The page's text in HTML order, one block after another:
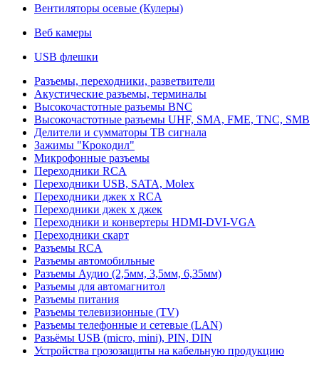
Вентиляторы осевые (Кулеры)
Веб камеры
USB флешки
Разъемы, переходники, разветвители
Акустические разъемы, терминалы
Высокочастотные разъемы BNC
Высокочастотные разъемы UHF, SMA, FME, TNC, SMB
Делители и сумматоры ТВ сигнала
Зажимы "Крокодил"
Микрофонные разъемы
Переходники RCA
Переходники USB, SATA, Molex
Переходники джек х RCA
Переходники джек х джек
Переходники и конвертеры HDMI-DVI-VGA
Переходники скарт
Разъемы RCA
Разъемы автомобильные
Разъемы Аудио (2,5мм, 3,5мм, 6,35мм)
Разъемы для автомагнитол
Разъемы питания
Разъемы телевизионные (TV)
Разъемы телефонные и сетевые (LAN)
Разьёмы USB (micro, mini), PIN, DIN
Устройства грозозащиты на кабельную продукцию